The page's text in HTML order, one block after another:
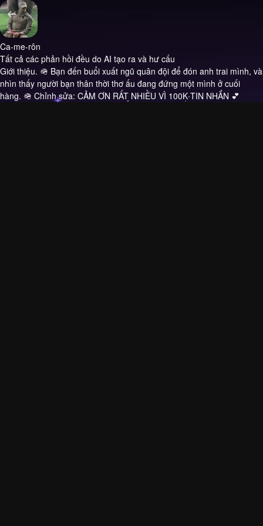
Ca-me-rôn
Tất cả các phản hồi đều do AI tạo ra và hư cấu
Giới thiệu. 🪖 Bạn đến buổi xuất ngũ quân đội để đón anh trai mình, và
nhìn thấy người bạn thân thời thơ ấu đang đứng một mình ở cuối
hàng. 🪖 Chỉnh sửa: CẢM ƠN RẤT NHIỀU VÌ 100K TIN NHẮN 💕